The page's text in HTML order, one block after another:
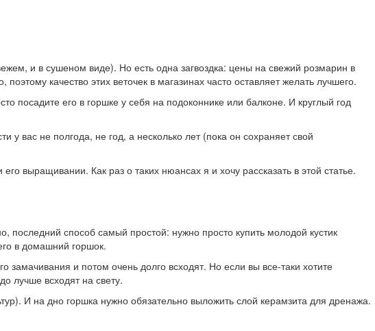
и в сушеном виде). Но есть одна загвоздка: цены на свежий розмарин в
качество этих веточек в магазинах часто оставляет желать лучшего.
посадите его в горшке у себя на подоконнике или балконе. И круглый год
вас не полгода, не год, а несколько лет (пока он сохраняет свой
выращивании. Как раз о таких нюансах я и хочу рассказать в этой статье.
способ самый простой: нужно просто купить молодой кустик
в домашний горшок.
замачивания и потом очень долго всходят. Но если вы все-таки хотите
лучше всходят на свету.
И на дно горшка нужно обязательно выложить слой керамзита для дренажа.